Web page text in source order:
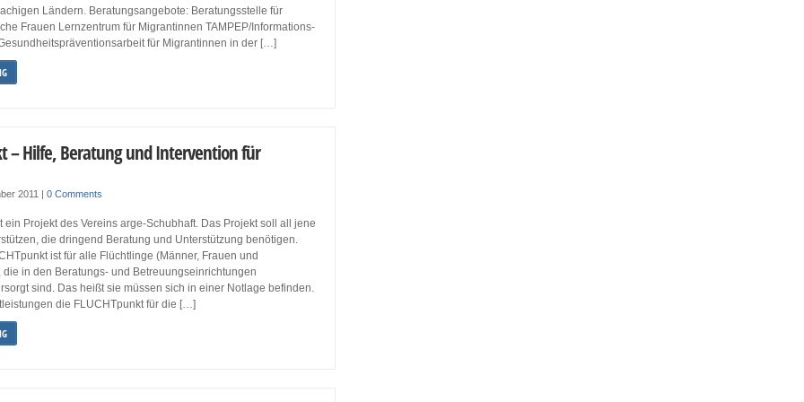
Ländern. Beratungsangebote: Beratungsstelle für
Frauen Lernzentrum für Migrantinnen TAMPEP/Informations-
für Migrantinnen in der […]
– Hilfe, Beratung und Intervention für
2011 |0 Comments
ein Projekt des Vereins arge-Schubhaft. Das Projekt soll all jene
die dringend Beratung und Unterstützung benötigen.
ist für alle Flüchtlinge (Männer, Frauen und
in den Beratungs- und Betreuungseinrichtungen
sind. Das heißt sie müssen sich in einer Notlage befinden.
die FLUCHTpunkt für die […]